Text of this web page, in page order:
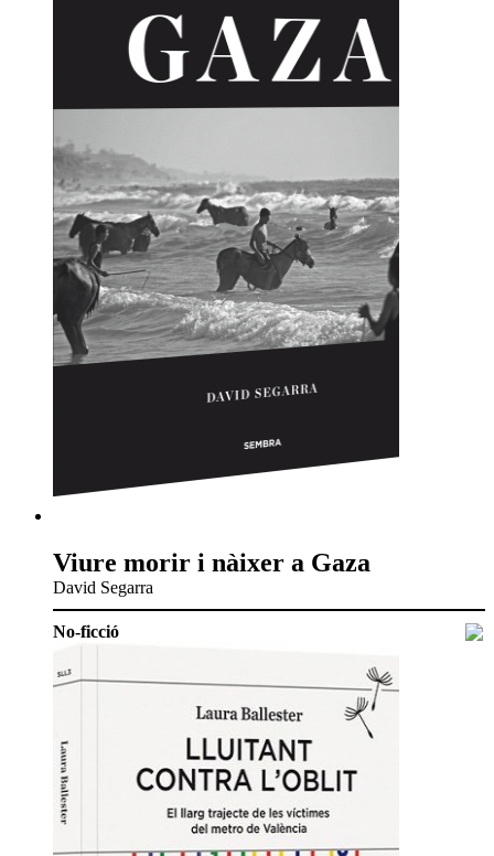
Viure morir i nàixer a Gaza
David Segarra
No-ficció